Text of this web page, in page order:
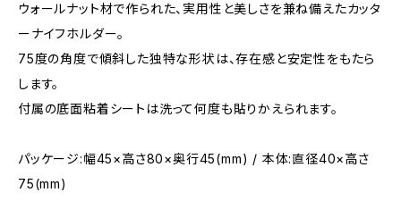
ウォールナット材で作られた、実用性と美しさを兼ね備えたカッタ
ーナイフホルダー。
75度の角度で傾斜した独特な形状は、存在感と安定性をもたら
します。
付属の底面粘着シートは洗って何度も貼りかえられます。
パッケージ:幅45×高さ80×奥行45(mm) / 本体:直径40×高さ
75(mm)